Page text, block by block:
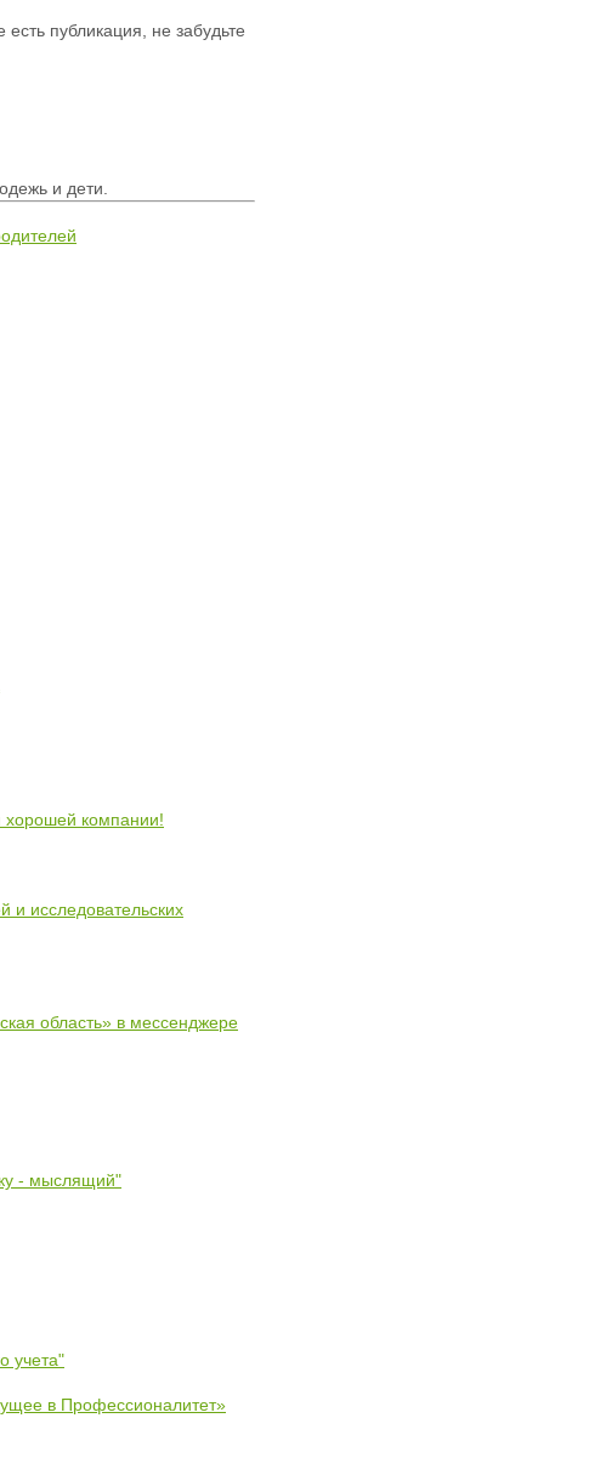
публикация, не забудьте
и дети.
хорошей компании!
и исследовательских
область» в мессенджере
- мыслящий"
учета"
в Профессионалитет»